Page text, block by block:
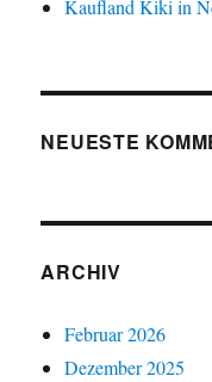
Kaufland Kiki in
NEUESTE
ARCHIV
Februar 2026
Dezember 2025